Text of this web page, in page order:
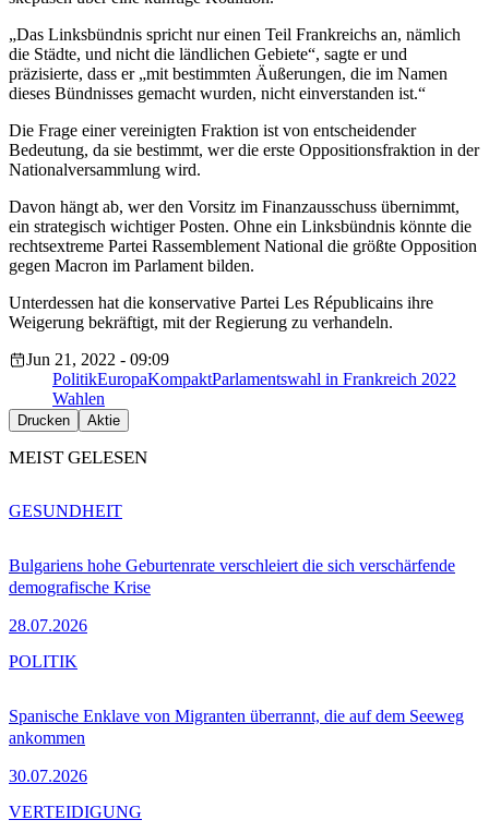
„Das Linksbündnis spricht nur einen Teil Frankreichs an, nämlich
die Städte, und nicht die ländlichen Gebiete“, sagte er und
präzisierte, dass er „mit bestimmten Äußerungen, die im Namen
dieses Bündnisses gemacht wurden, nicht einverstanden ist.“
Die Frage einer vereinigten Fraktion ist von entscheidender
Bedeutung, da sie bestimmt, wer die erste Oppositionsfraktion in der
Nationalversammlung wird.
Davon hängt ab, wer den Vorsitz im Finanzausschuss übernimmt,
ein strategisch wichtiger Posten. Ohne ein Linksbündnis könnte die
rechtsextreme Partei Rassemblement National die größte Opposition
gegen Macron im Parlament bilden.
Unterdessen hat die konservative Partei Les Républicains ihre
Weigerung bekräftigt, mit der Regierung zu verhandeln.
Jun 21, 2022 - 09:09
PolitikEuropaKompaktParlamentswahl in Frankreich 2022
Wahlen
Drucken Aktie
MEIST GELESEN
Bulgariens hohe Geburtenrate verschleiert die sich verschärfende
demografische Krise
28.07.2026
GESUNDHEIT
Spanische Enklave von Migranten überrannt, die auf dem Seeweg
ankommen
30.07.2026
POLITIK
VERTEIDIGUNG